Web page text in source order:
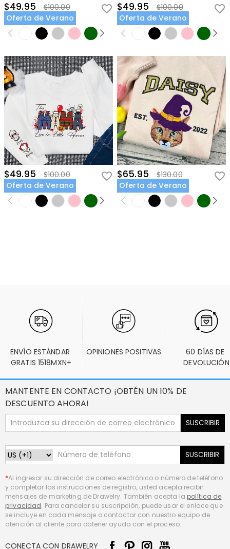
$49.95
$100.00
Oferta de Verano
$49.95
$100.00
Oferta de Verano
$49.95
$100.00
Oferta de Verano
$65.95
$130.00
Oferta de Verano
ENVÍO ESTÁNDAR
GRATIS 1518MXN+
OPINIONES POSITIVAS
60 DÍAS DE
DEVOLUCIÓN
MANTENTE EN CONTACTO ¡OBTÉN UN 10% DE
DESCUENTO AHORA!
SUSCRIBIR
SUSCRIBIR
*Al ingresar su dirección de correo electrónico o número de teléfono
y completar las instrucciones de registro, usted acepta recibir
mensajes de marketing de Drawelry. También acepta la política de
privacidad. Para cancelar su suscripción, puede usar el enlace que
se incluye en cada mensaje o contactar con nuestro equipo de
atención al cliente para obtener ayuda con el proceso.
CONECTA CON DRAWELRY